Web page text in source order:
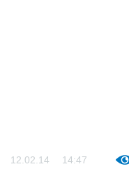
12.02.14 14:47